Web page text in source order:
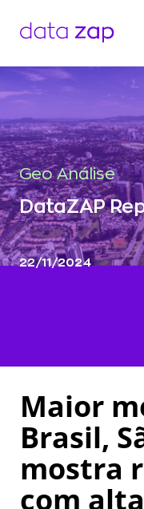
Geo Análise
DataZAP
22/11/2024
Maior
Brasil,
mostra
com